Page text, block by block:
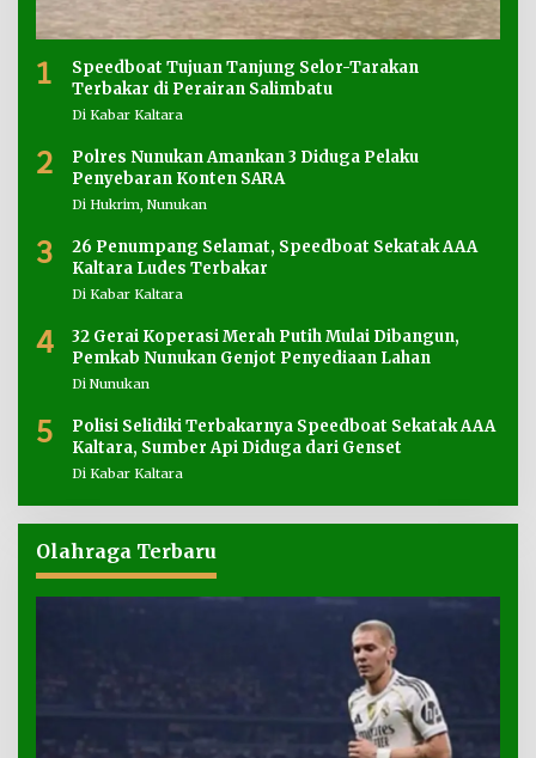
1
Speedboat Tujuan Tanjung Selor-Tarakan
Terbakar di Perairan Salimbatu
Di Kabar Kaltara
2
Polres Nunukan Amankan 3 Diduga Pelaku
Penyebaran Konten SARA
Di Hukrim, Nunukan
3
26 Penumpang Selamat, Speedboat Sekatak AAA
Kaltara Ludes Terbakar
Di Kabar Kaltara
4
32 Gerai Koperasi Merah Putih Mulai Dibangun,
Pemkab Nunukan Genjot Penyediaan Lahan
Di Nunukan
5
Polisi Selidiki Terbakarnya Speedboat Sekatak AAA
Kaltara, Sumber Api Diduga dari Genset
Di Kabar Kaltara
Olahraga Terbaru